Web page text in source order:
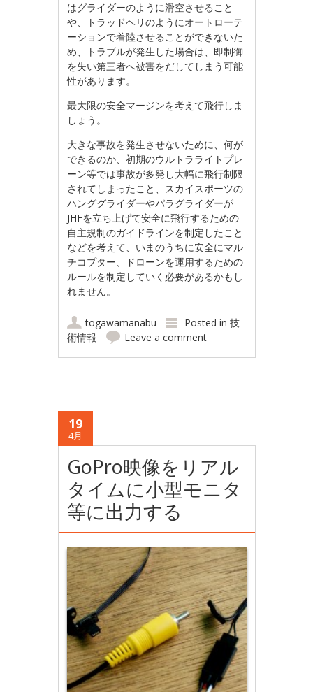
はグライダーのように滑空させること
や、トラッドヘリのようにオートローテ
ーションで着陸させることができないた
め、トラブルが発生した場合は、即制御
を失い第三者へ被害をだしてしまう可能
性があります。
最大限の安全マージンを考えて飛行しま
しょう。
大きな事故を発生させないために、何が
できるのか、初期のウルトラライトプレ
ーン等では事故が多発し大幅に飛行制限
されてしまったこと、スカイスポーツの
ハンググライダーやパラグライダーが
JHFを立ち上げて安全に飛行するための
自主規制のガイドラインを制定したこと
などを考えて、いまのうちに安全にマル
チコプター、ドローンを運用するための
ルールを制定していく必要があるかもし
れません。
togawamanabu Posted in技
術情報
Leave a comment
19
4月
GoPro映像をリアル
タイムに小型モニタ
等に出力する